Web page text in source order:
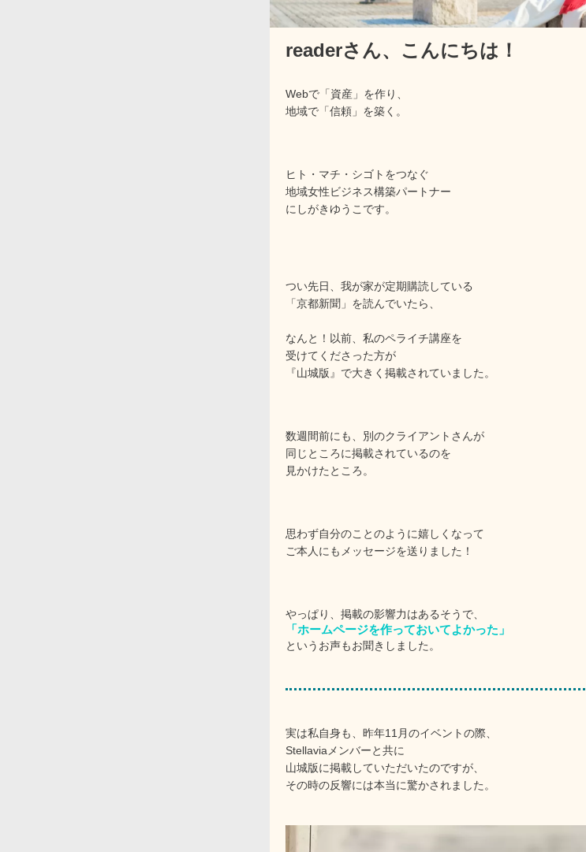
readerさん、 こんにちは！
Webで「資産」を作り、
地域で「信頼」を築く。
ヒト・マチ・シゴトをつなぐ
地域女性ビジネス構築パートナー
にしがきゆうこです。
つい先日、我が家が定期購読している
「京都新聞」を読んでいたら、
なんと！以前、私のペライチ講座を
受けてくださった方が
『山城版』で大きく掲載されていました。
数週間前にも、別のクライアントさんが
同じところに掲載されているのを
見かけたところ。
思わず自分のことのように嬉しくなって
ご本人にもメッセージを送りました！
やっぱり、掲載の影響力はあるそうで、
「ホームページを作っておいてよかった」
というお声もお聞きしました。
実は私自身も、昨年11月のイベントの際、
Stellaviaメンバーと共に
山城版に掲載していただいたのですが、
その時の反響には本当に驚かされました。